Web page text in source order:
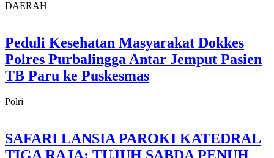
DAERAH
Peduli Kesehatan Masyarakat Dokkes
Polres Purbalingga Antar Jemput Pasien
TB Paru ke Puskesmas
Polri
SAFARI LANSIA PAROKI KATEDRAL